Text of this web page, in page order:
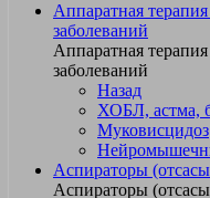
Аппаратная
заболеваний
Аппаратная
заболеваний
Назад
ХОБЛ, астма,
Муковисцидоз
Аспираторы
Аспираторы